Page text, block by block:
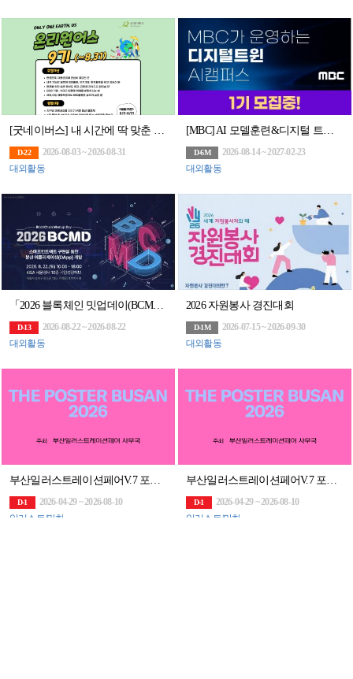
D-22
2026-08-03 ~ 2026-08-31
대외활동
D-6M
2026-08-14 ~ 2027-02-23
대외활동
「2026 블록체인 밋업데이(BCMD)」 18회차 교육생 모집
D-13
2026-08-22 ~ 2026-08-22
대외활동
2026 자원봉사 경진대회
D-1M
2026-07-15 ~ 2026-09-30
대외활동
부산일러스트레이션페어V.7 포스터 공모전 [THE POSTER BUSAN 2026]
D-1
2026-04-29 ~ 2026-08-10
일러스트/만화
부산일러스트레이션페어V.7 포스터 공모전 [THE POSTER BUSAN 2026]
D-1
2026-04-29 ~ 2026-08-10
일러스트/만화